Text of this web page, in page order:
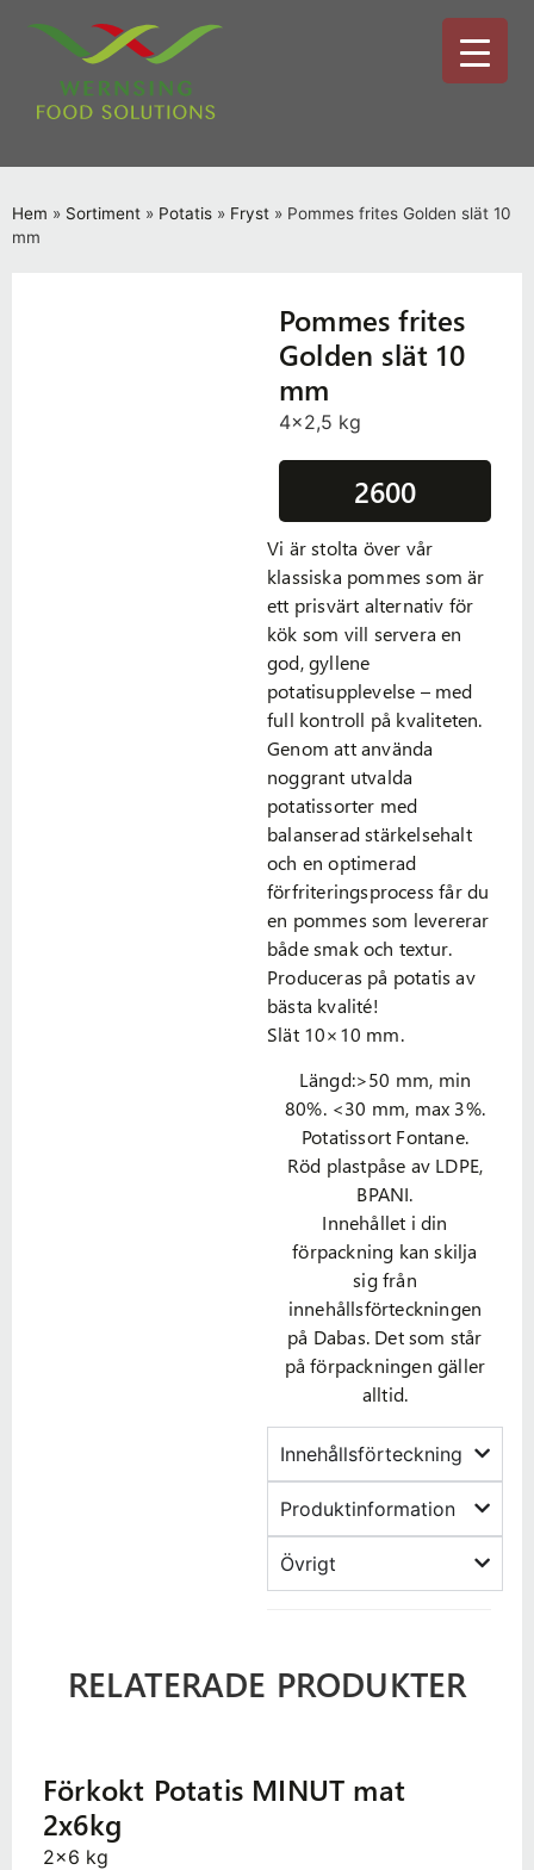
Hem » Sortiment » Potatis » Fryst » Pommes frites Golden slät 10
mm
Pommes frites
Golden slät 10
mm
4x2,5 kg
2600
Vi är stolta över vår
klassiska pommes som är
ett prisvärt alternativ för
kök som vill servera en
god, gyllene
potatisupplevelse – med
full kontroll på kvaliteten.
Genom att använda
noggrant utvalda
potatissorter med
balanserad stärkelsehalt
och en optimerad
förfriteringsprocess får du
en pommes som levererar
både smak och textur.
Produceras på potatis av
bästa kvalité!
Slät 10×10 mm.
Längd:>50 mm, min
80%. <30 mm, max 3%.
Potatissort Fontane.
Röd plastpåse av LDPE,
BPANI.
Innehållet i din
förpackning kan skilja
sig från
innehållsförteckningen
på Dabas. Det som står
på förpackningen gäller
alltid.
Innehållsförteckning
Produktinformation
Övrigt
RELATERADE PRODUKTER
Förkokt Potatis MINUT mat
2x6kg
2x6 kg